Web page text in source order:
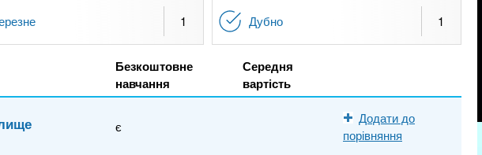
1 Дубно 1
Безкоштовне
навчання
Середня
вартість
є
Додати до
порівняння